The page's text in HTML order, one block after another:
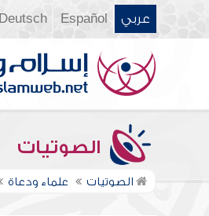
عربي Español
Deutsch
الصوتيات
الصوتيات علماء ودعاة